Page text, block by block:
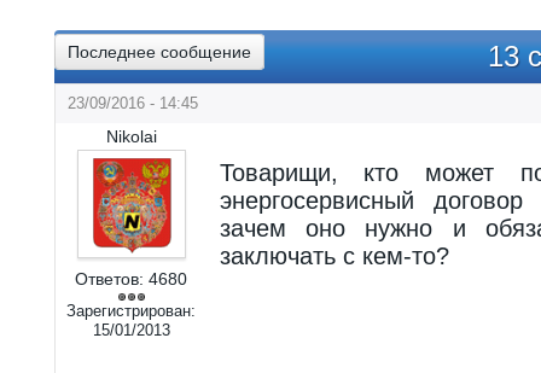
Последнее сообщение 13
23/09/2016 - 14:45
Nikolai
Ответов: 4680
Зарегистрирован:
15/01/2013
Товарищи, кто может
энергосервисный
зачем оно нужно и
заключать с кем-то?